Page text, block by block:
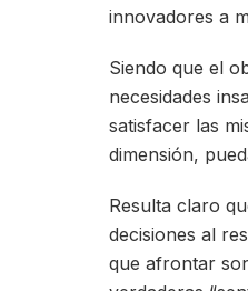
innovadores a
Siendo que el
necesidades
satisfacer las
dimensión,
Resulta claro
decisiones al
que afrontar